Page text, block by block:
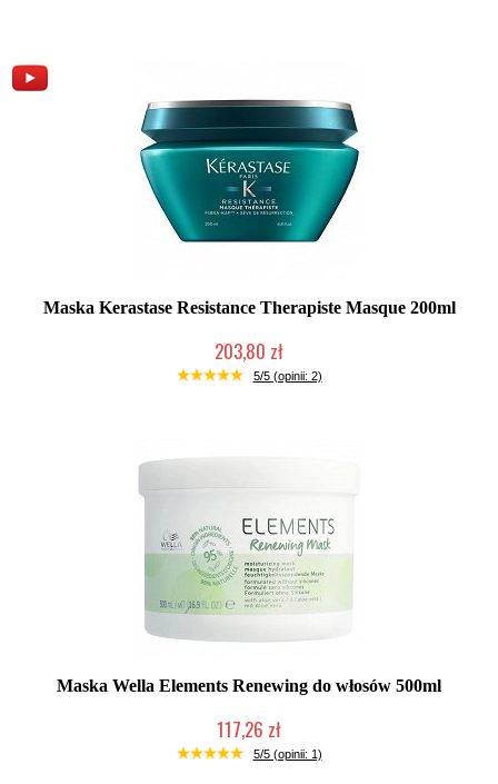
Maska Kerastase Resistance Therapiste Masque 200ml
203,80 zł
Mała ilość (wysyłka w 24h)
5/5 (opinii: 2)
Maska Wella Elements Renewing do włosów 500ml
117,26 zł
Mała ilość (wysyłka w 24h)
5/5 (opinii: 1)